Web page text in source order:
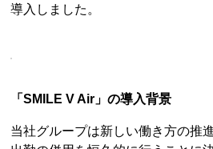
導入しました。
「SMILE V Air」の導入背景
当社グループは新しい働き方の推